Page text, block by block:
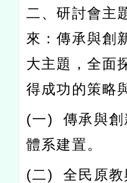
二、研討會主
來：傳承與創
大主題，全面
得成功的策略
(一)傳承與
體系建置。
(二)全民原